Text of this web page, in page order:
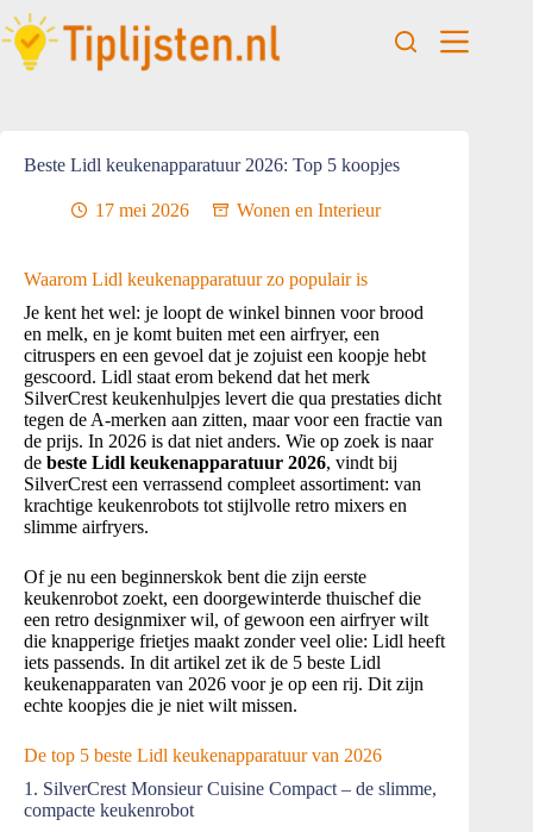
Beste Lidl keukenapparatuur 2026: Top 5 koopjes
17 mei 2026 Wonen en Interieur
Waarom Lidl keukenapparatuur zo populair is
Je kent het wel: je loopt de winkel binnen voor brood
en melk, en je komt buiten met een airfryer, een
citruspers en een gevoel dat je zojuist een koopje hebt
gescoord. Lidl staat erom bekend dat het merk
SilverCrest keukenhulpjes levert die qua prestaties dicht
tegen de A-merken aan zitten, maar voor een fractie van
de prijs. In 2026 is dat niet anders. Wie op zoek is naar
de beste Lidl keukenapparatuur 2026, vindt bij
SilverCrest een verrassend compleet assortiment: van
krachtige keukenrobots tot stijlvolle retro mixers en
slimme airfryers.
Of je nu een beginnerskok bent die zijn eerste
keukenrobot zoekt, een doorgewinterde thuischef die
een retro designmixer wil, of gewoon een airfryer wilt
die knapperige frietjes maakt zonder veel olie: Lidl heeft
iets passends. In dit artikel zet ik de 5 beste Lidl
keukenapparaten van 2026 voor je op een rij. Dit zijn
echte koopjes die je niet wilt missen.
De top 5 beste Lidl keukenapparatuur van 2026
1. SilverCrest Monsieur Cuisine Compact – de slimme,
compacte keukenrobot